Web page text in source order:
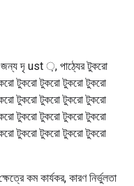
জন্য দৃ ust ়, পাঠ্যের টুকরো
টুকরো টুকরো টুকরো টুকরো
টুকরো টুকরো টুকরো টুকরো
টুকরো টুকরো টুকরো টুকরো
টুকরো টুকরো টুকরো টুকরো
কম কার্যকর, কারণ নির্ভুলতা